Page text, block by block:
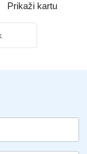
Prikaži kartu